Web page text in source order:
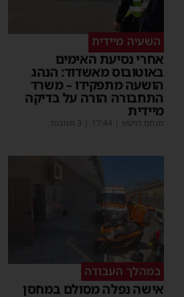
השעיה מיידית
אחרי נסיעת האימים
באוטובוס מאשדוד: הנהג
הושעה מתפקידו – משרד
התחבורה הורה על בדיקה
מיידית
מנחם דויטש 17:44
במהלך העבודה
אישה נפלה מסולם במחסן